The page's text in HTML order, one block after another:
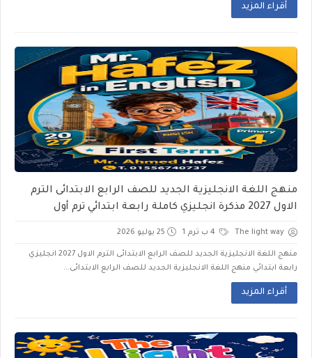
أقراء المزيد
منهج اللغة الانجليزية الجديد للصف الرابع الابتدائى الترم
الاول 2027 مذكرة انجليزي كاملة رابعة ابتدائي ترم أول
The light way 25 يوليو 2026
منهج اللغة الانجليزية الجديد للصف الرابع الابتدائى الترم الاول 2027 انجليزي
رابعة ابتدائي منهج اللغة الانجليزية الجديد للصف الرابع الابتدائى...
أقراء المزيد